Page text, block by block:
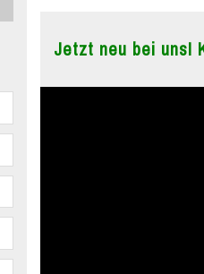
Jetzt neu bei uns!